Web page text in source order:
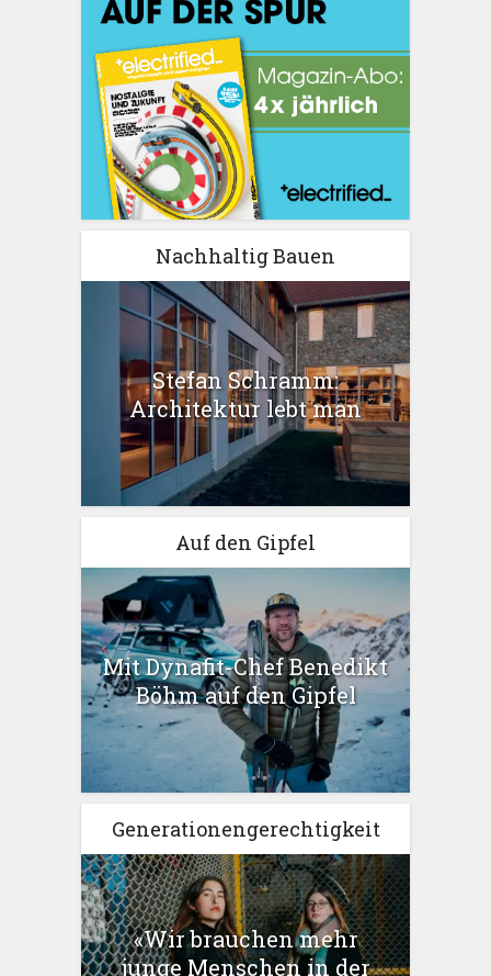
Nachhaltig Bauen
Stefan Schramm:
Architektur lebt man
Auf den Gipfel
Mit Dynafit-Chef Benedikt
Böhm auf den Gipfel
Generationengerechtigkeit
«Wir brauchen mehr
junge Menschen in der